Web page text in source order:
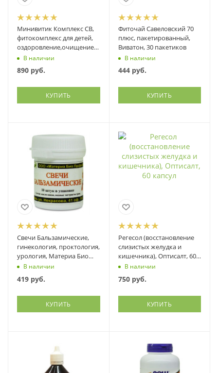
Минивитик Комплекс СВ,
фитокомплекс для детей,
оздоровление,очищение,
иммунитет, Оптисалт, 90
В наличии
890 руб.
КУПИТЬ
Фиточай Савеловский 70
плюс, пакетированный,
Виватон, 30 пакетиков
В наличии
444руб.
КУПИТЬ
Свечи Бальзамические,
гинекология, проктология,
урология, Материа Био
Профи, 10 шт
В наличии
419 руб.
КУПИТЬ
Регесол (восстановление
слизистых желудка и
кишечника), Оптисалт, 60
капсул
В наличии
750руб.
КУПИТЬ